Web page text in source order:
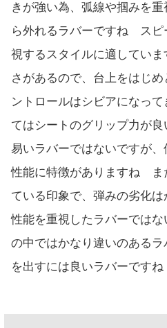
きが強い為、弧線や掴みを
ら外れるラバーですね スピ
視するスタイルに適してい
さがあるので、台上をはじ
ントロールはシビアになっ
てはシートのグリップ力が
易いラバーではないですが
性能に特徴がありますね ま
ている印象で、弾みの劣化
性能を重視したラバーでは
の中ではかなり違いのある
を出すには良いラバーですね